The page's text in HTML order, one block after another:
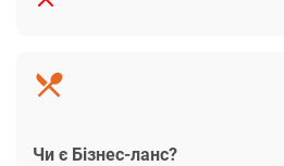
Чи є Бізнес-ланс?